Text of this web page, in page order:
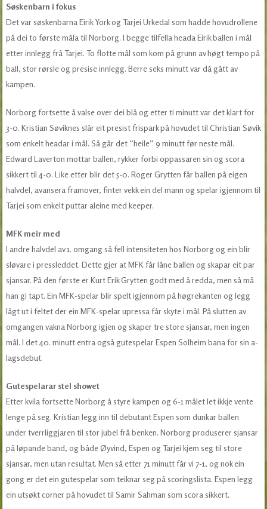
Søskenbarn i fokus
Det var søskenbarna Eirik York og Tarjei Urkedal som hadde hovudrollene
på dei to første måla til Norborg. I begge tilfella heada Eirik ballen i mål
etter innlegg frå Tarjei. To flotte mål som kom på grunn av høgt tempo på
ball, stor rørsle og presise innlegg. Berre seks minutt var då gått av
kampen.
Norborg fortsette å valse over dei blå og etter ti minutt var det klart for
3-0. Kristian Søviknes slår eit presist frispark på hovudet til Christian Søvik
som enkelt headar i mål. Så går det “heile” 9 minutt før neste mål.
Edward Laverton mottar ballen, rykker forbi oppassaren sin og scora
sikkert til 4-0. Like etter blir det 5-0. Roger Grytten får ballen på eigen
halvdel, avansera framover, finter vekk ein del mann og spelar igjennom til
Tarjei som enkelt puttar aleine med keeper.
MFK meir med
I andre halvdel av 1. omgang så fell intensiteten hos Norborg og ein blir
sløvare i pressleddet. Dette gjer at MFK får låne ballen og skapar eit par
sjansar. På den første er Kurt Erik Grytten godt med å redda, men så må
han gi tapt. Ein MFK-spelar blir spelt igjennom på høgrekanten og legg
lågt ut i feltet der ein MFK-spelar upressa får skyte i mål. På slutten av
omgangen vakna Norborg igjen og skaper tre store sjansar, men ingen
mål. I det 40. minutt entra også gutespelar Espen Solheim bana for sin a-
lagsdebut.
Gutespelarar stel showet
Etter kvila fortsette Norborg å styre kampen og 6-1 målet let ikkje vente
lenge på seg. Kristian legg inn til debutant Espen som dunkar ballen
under tverrliggjaren til stor jubel frå benken. Norborg produserer sjansar
på løpande band, og både Øyvind, Espen og Tarjei kjem seg til store
sjansar, men utan resultat. Men så etter 71 minutt får vi 7-1, og nok ein
gong er det ein gutespelar som teiknar seg på scoringslista. Espen legg
ein utsøkt corner på hovudet til Samir Sahman som scora sikkert.